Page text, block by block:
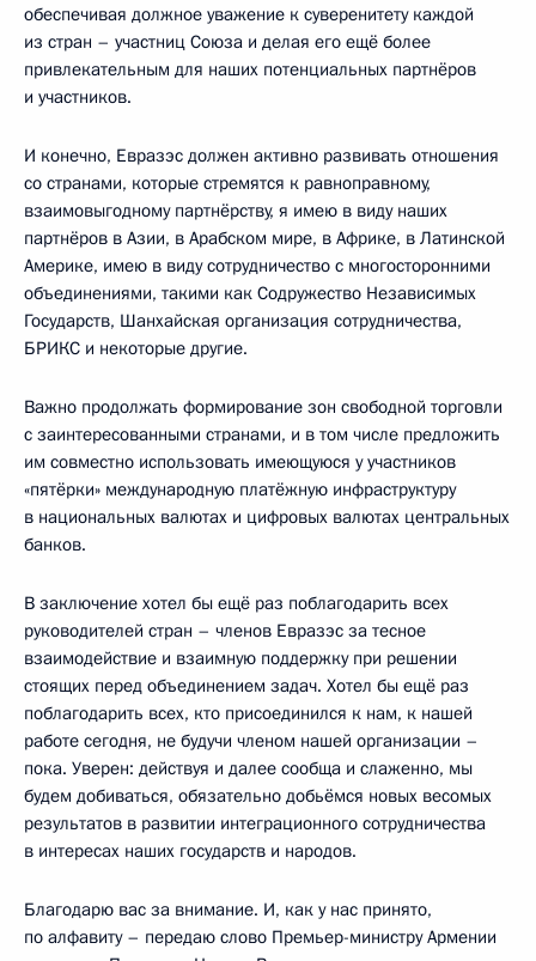
обеспечивая должное уважение к суверенитету каждой
из стран – участниц Союза и делая его ещё более
привлекательным для наших потенциальных партнёров
и участников.
И конечно, Евразэс должен активно развивать отношения
со странами, которые стремятся к равноправному,
взаимовыгодному партнёрству, я имею в виду наших
партнёров в Азии, в Арабском мире, в Африке, в Латинской
Америке, имею в виду сотрудничество с многосторонними
объединениями, такими как Содружество Независимых
Государств, Шанхайская организация сотрудничества,
БРИКС и некоторые другие.
Важно продолжать формирование зон свободной торговли
с заинтересованными странами, и в том числе предложить
им совместно использовать имеющуюся у участников
«пятёрки» международную платёжную инфраструктуру
в национальных валютах и цифровых валютах центральных
банков.
В заключение хотел бы ещё раз поблагодарить всех
руководителей стран – членов Евразэс за тесное
взаимодействие и взаимную поддержку при решении
стоящих перед объединением задач. Хотел бы ещё раз
поблагодарить всех, кто присоединился к нам, к нашей
работе сегодня, не будучи членом нашей организации –
пока. Уверен: действуя и далее сообща и слаженно, мы
будем добиваться, обязательно добьёмся новых весомых
результатов в развитии интеграционного сотрудничества
в интересах наших государств и народов.
Благодарю вас за внимание. И, как у нас принято,
по алфавиту – передаю слово Премьер-министру Армении